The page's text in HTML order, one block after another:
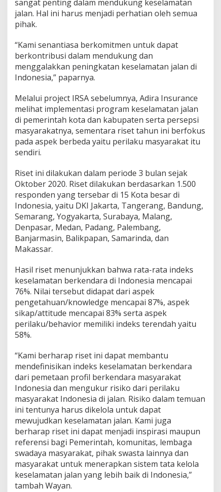
sangat penting dalam mendukung keselamatan
jalan. Hal ini harus menjadi perhatian oleh semua
pihak.
“Kami senantiasa berkomitmen untuk dapat
berkontribusi dalam mendukung dan
menggalakkan peningkatan keselamatan jalan di
Indonesia,” paparnya.
Melalui project IRSA sebelumnya, Adira Insurance
melihat implementasi program keselamatan jalan
di pemerintah kota dan kabupaten serta persepsi
masyarakatnya, sementara riset tahun ini berfokus
pada aspek berbeda yaitu perilaku masyarakat itu
sendiri.
Riset ini dilakukan dalam periode 3 bulan sejak
Oktober 2020. Riset dilakukan berdasarkan 1.500
responden yang tersebar di 15 Kota besar di
Indonesia, yaitu DKI Jakarta, Tangerang, Bandung,
Semarang, Yogyakarta, Surabaya, Malang,
Denpasar, Medan, Padang, Palembang,
Banjarmasin, Balikpapan, Samarinda, dan
Makassar.
Hasil riset menunjukkan bahwa rata-rata indeks
keselamatan berkendara di Indonesia mencapai
76%. Nilai tersebut didapat dari aspek
pengetahuan/knowledge mencapai 87%, aspek
sikap/attitude mencapai 83% serta aspek
perilaku/behavior memiliki indeks terendah yaitu
58%.
“Kami berharap riset ini dapat membantu
mendefinisikan indeks keselamatan berkendara
dari pemetaan profil berkendara masyarakat
Indonesia dan mengukur risiko dari perilaku
masyarakat Indonesia di jalan. Risiko dalam temuan
ini tentunya harus dikelola untuk dapat
mewujudkan keselamatan jalan. Kami juga
berharap riset ini dapat menjadi inspirasi maupun
referensi bagi Pemerintah, komunitas, lembaga
swadaya masyarakat, pihak swasta lainnya dan
masyarakat untuk menerapkan sistem tata kelola
keselamatan jalan yang lebih baik di Indonesia,”
tambah Wayan.